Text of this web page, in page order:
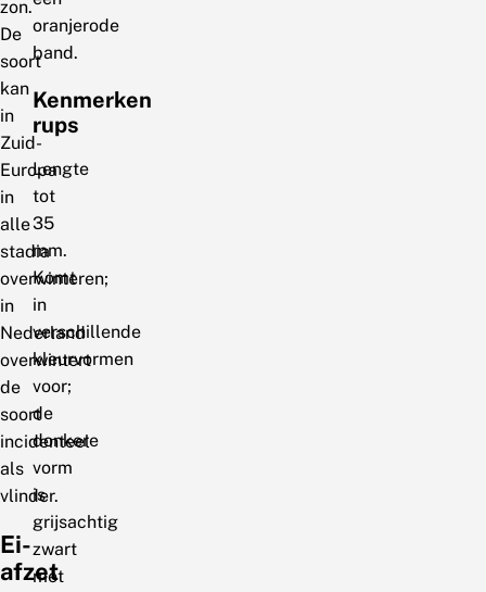
zon.
De
soort
kan
in
Zuid-
Europa
in
alle
stadia
overwinteren;
in
Nederland
overwintert
de
soort
incidenteel
als
vlinder.
Ei-
afzet
oranjerode
band.
Kenmerken
rups
Lengte
tot
35
mm.
Komt
in
verschillende
kleurvormen
voor;
de
donkere
vorm
is
grijsachtig
zwart
met